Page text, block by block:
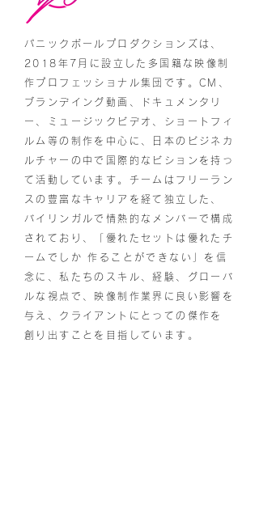
パニックボールプロダクションズは、
2018年7月に設立した多国籍な映像制
作プロフェッショナル集団です。CM、
ブランデイング動画、ドキュメンタリ
ー、ミュージックビデオ、ショートフィ
ルム等の制作を中心に、日本のビジネカ
ルチャーの中で国際的なビションを持っ
て活動しています。チームはフリーラン
スの豊富なキャリアを経て独立した、
バイリンガルで情熱的なメンバーで構成
されており、「優れたセットは優れたチ
ームでしか 作ることができない」を信
念に、私たちのスキル、経験、グローバ
ルな視点で、映像制作業界に良い影響を
与え、クライアントにとっての傑作を
創り出すことを目指しています。